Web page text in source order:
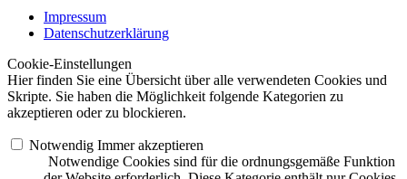
Impressum
Datenschutzerklärung
Cookie-Einstellungen
Hier finden Sie eine Übersicht über alle verwendeten Cookies und
Skripte. Sie haben die Möglichkeit folgende Kategorien zu
akzeptieren oder zu blockieren.
Notwendig Immer akzeptieren
Notwendige Cookies sind für die ordnungsgemäße Funktion